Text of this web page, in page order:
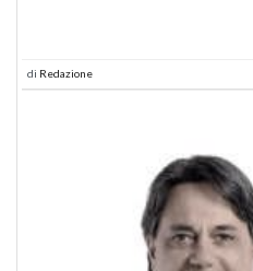
di Redazione